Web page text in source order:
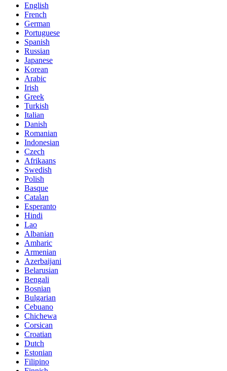
English
French
German
Portuguese
Spanish
Russian
Japanese
Korean
Arabic
Irish
Greek
Turkish
Italian
Danish
Romanian
Indonesian
Czech
Afrikaans
Swedish
Polish
Basque
Catalan
Esperanto
Hindi
Lao
Albanian
Amharic
Armenian
Azerbaijani
Belarusian
Bengali
Bosnian
Bulgarian
Cebuano
Chichewa
Corsican
Croatian
Dutch
Estonian
Filipino